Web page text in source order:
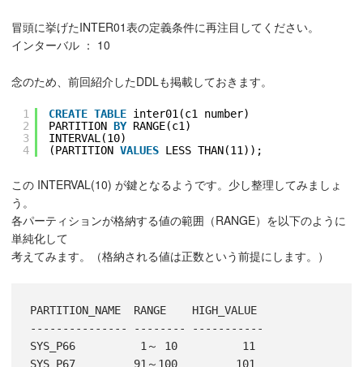
冒頭に挙げたINTER01表の定義条件に再注目してください。
インターバル ： 10
念のため、前回紹介したDDLも掲載しておきます。
1
2
3
4
CREATE TABLE inter01(c1 number)
PARTITION BY RANGE(c1)
INTERVAL(10)
(PARTITION VALUES LESS THAN(11));
この INTERVAL(10) が鍵となるようです。少し整理してみましょ
う。
各パーティションが格納する値の範囲（RANGE）を以下のように
単純化して
考えてみます。（格納される値は正数という前提にします。）
PARTITION_NAME  RANGE    HIGH_VALUE
--------------- -------- -----------
SYS_P66          1～ 10          11